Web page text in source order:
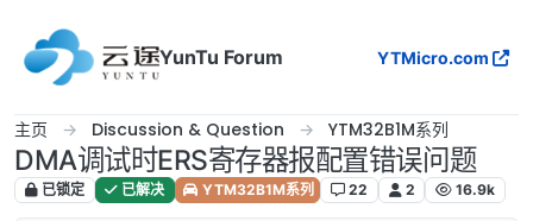
YunTu Forum
YTMicro.com
主页 Discussion & Question YTM32B1M系列
DMA调试时ERS寄存器报配置错误问题
已锁定 已解决 YTM32B1M系列 22 2 16.9k